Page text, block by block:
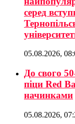
серед
05.08.2026,
До свого
піци Red
начинками
05.08.2026,